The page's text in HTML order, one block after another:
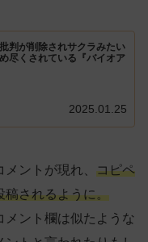
判が削除されサクラみたい
尽くされている『バイオア
2025.01.25
ントが現れ、 コピペ
稿されるように。
メント欄は似たような